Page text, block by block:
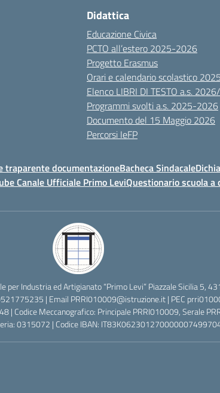
Didattica
Educazione Civica
PCTO all’estero 2025-2026
Progetto Erasmus
Orari e calendario scolastico
Elenco LIBRI DI TESTO a.s.
Programmi svolti a.s. 2025-2026
Documento del 15 Maggio 2026
Percorsi IeFP
traparente documentazioneBacheca Sindacale
Canale Ufficiale Primo LeviQuestionario scuola a
per Industria ed Artigianato “Primo Levi” Piazzale Sicilia 5,
| Email PRRI010009@istruzione.it| PEC
| Codice Meccanografico: Principale PRRI010009, Serale
0315072 | Codice IBAN: